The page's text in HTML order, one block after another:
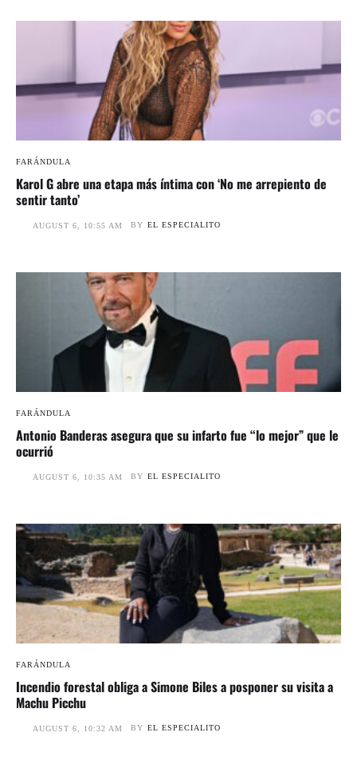
FARÁNDULA
Karol G abre una etapa más íntima con ‘No me arrepiento de
sentir tanto’
AUGUST 6, 10:55 AM BY EL ESPECIALITO
FARÁNDULA
Antonio Banderas asegura que su infarto fue “lo mejor” que le
ocurrió
AUGUST 6, 10:35 AM BY EL ESPECIALITO
FARÁNDULA
Incendio forestal obliga a Simone Biles a posponer su visita a
Machu Picchu
AUGUST 6, 10:32 AM BY EL ESPECIALITO